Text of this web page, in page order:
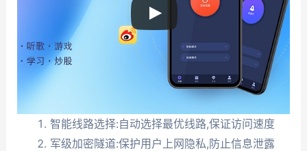
智能线路选择:自动选择最优线路,保证访问速度
军级加密隧道:保护用户上网隐私,防止信息泄露